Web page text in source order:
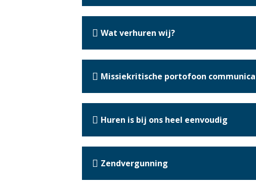
Wat verhuren wij?
Missiekritische portofoon
Huren is bij ons heel eenvoudig
Zendvergunning